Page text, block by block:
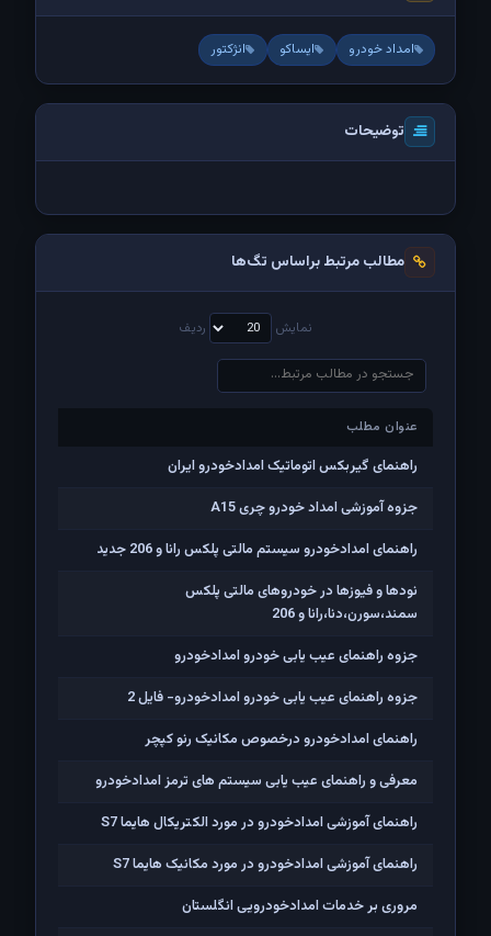
امداد خودرو ایساکو انژکتور
توضیحات
مطالب مرتبط براساس تگ‌ها
نمایش ردیف
عنوان مطلب
عنوان مطلب
راهنمای گیربکس اتوماتیک امدادخودرو ایران
جزوه آموزشی امداد خودرو چری A15
راهنمای امدادخودرو سیستم مالتی پلکس رانا و 206 جدید
نودها و فیوزها در خودروهای مالتی پلکس
سمند،سورن،دنا،رانا و 206
جزوه راهنمای عیب یابی خودرو امدادخودرو
جزوه راهنمای عیب یابی خودرو امدادخودرو- فایل 2
راهنمای امدادخودرو درخصوص مکانیک رنو کپچر
معرفی و راهنمای عیب یابی سیستم های ترمز امدادخودرو
راهنمای آموزشی امدادخودرو در مورد الکتریکال هایما S7
راهنمای آموزشی امدادخودرو در مورد مکانیک هایما S7
مروری بر خدمات امدادخودرویی انگلستان